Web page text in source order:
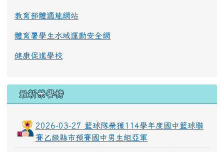
教育部體適能網站
體育署學生水域運動安全網
健康促進學校
最新榮譽榜
2026-03-27 籃球隊榮獲114學年度國中籃球聯
賽乙級縣市預賽國中男生組亞軍